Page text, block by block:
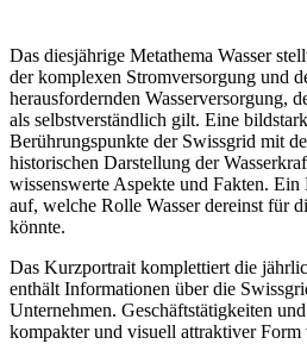
Das diesjährige Metathema Wasser
der komplexen Stromversorgung und
herausfordernden Wasserversorgung,
als selbstverständlich gilt. Eine
Berührungspunkte der Swissgrid mit
historischen Darstellung der
wissenswerte Aspekte und Fakten.
auf, welche Rolle Wasser dereinst für
könnte.
Das Kurzportrait komplettiert die
enthält Informationen über die
Unternehmen. Geschäftstätigkeiten
kompakter und visuell attraktiver Form